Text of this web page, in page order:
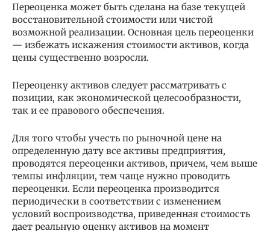
Переоценка может быть сделана на базе текущей
восстановительной стоимости или чистой
возможной реализации. Основная цель переоценки
— избежать искажения стоимости активов, когда
цены существенно возросли.
Переоценку активов следует рассматривать с
позиции, как экономической целесообразности,
так и ее правового обеспечения.
Для того чтобы учесть по рыночной цене на
определенную дату все активы предприятия,
проводятся переоценки активов, причем, чем выше
темпы инфляции, тем чаще нужно проводить
переоценки. Если переоценка производится
периодически в соответствии с изменением
условий воспроизводства, приведенная стоимость
дает реальную оценку активов на момент